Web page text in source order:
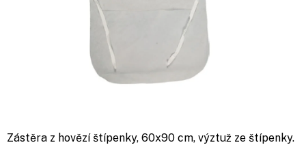
Zástěra z hovězí štípenky, 60x90 cm, výztuž ze štípenky.